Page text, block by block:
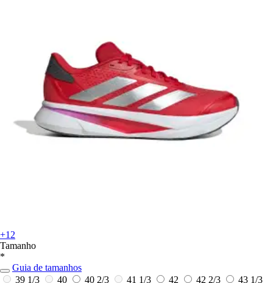
+12
Tamanho
*
Guia de tamanhos
39 1/3
40 40 2/3 41 1/3 42 42 2/3 43 1/3